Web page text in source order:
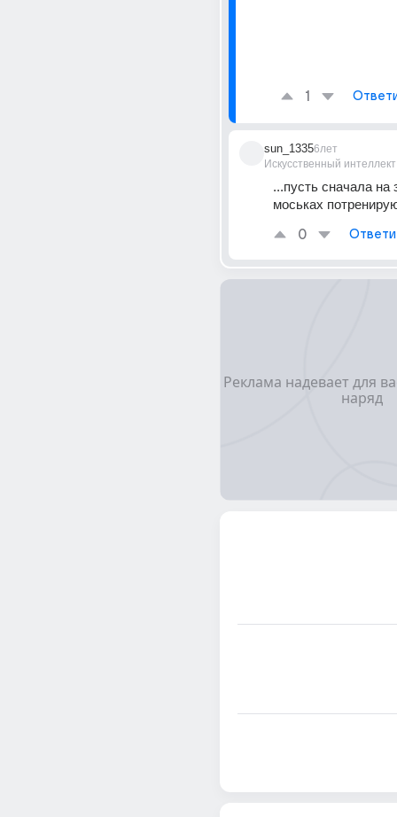
1
sun_1335
Искусственный интеллект
6лет
...пусть сначала на
моськах
0